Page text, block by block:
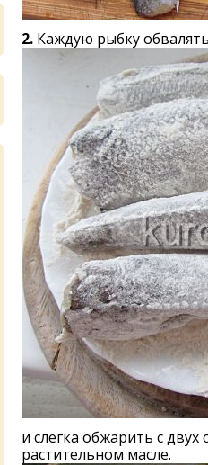
2.Каждую рыбку
и слегка обжарить с
растительном масле.